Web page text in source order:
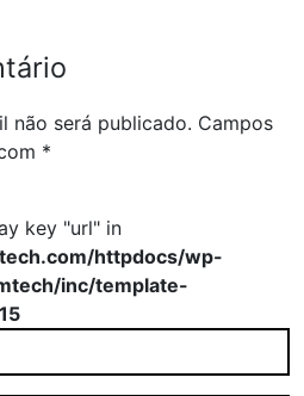
não será publicado. Campos
*
key "url" in
httpdocs/wp-
inc/template-